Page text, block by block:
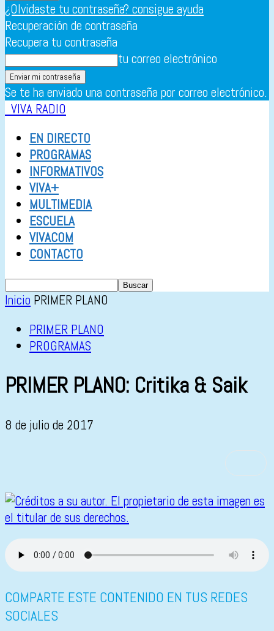
¿Olvidaste tu contraseña? consigue ayuda
Recuperación de contraseña
Recupera tu contraseña
tu correo electrónico
Se te ha enviado una contraseña por correo electrónico.
VIVA RADIO
EN DIRECTO
PROGRAMAS
INFORMATIVOS
VIVA+
MULTIMEDIA
ESCUELA
VIVACOM
CONTACTO
Inicio PRIMER PLANO
PRIMER PLANO
PROGRAMAS
PRIMER PLANO: Critika & Saik
8 de julio de 2017
COMPARTE ESTE CONTENIDO EN TUS REDES
SOCIALES